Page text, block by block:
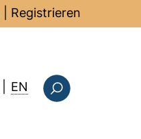
Registrieren
EN : this page in